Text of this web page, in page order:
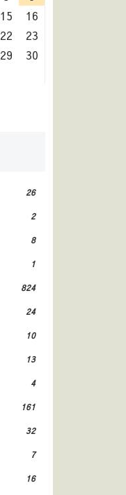
15
16
22
23
29
30
26
2
8
1
824
24
10
13
4
161
32
7
16